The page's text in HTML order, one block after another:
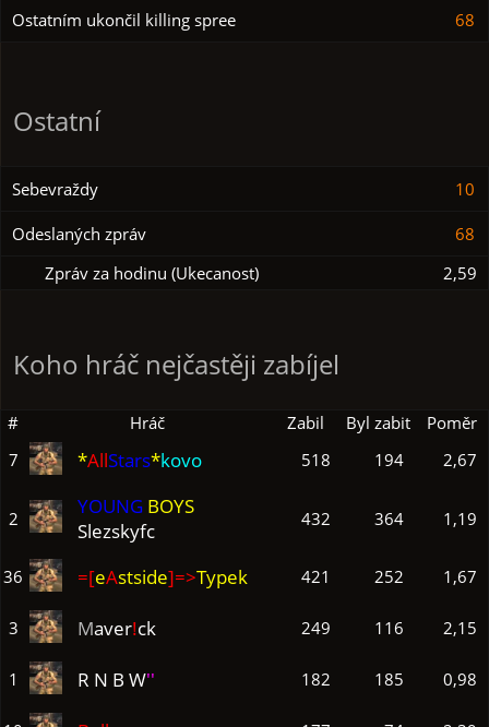
Ostatním ukončil killing spree 68
Ostatní
Sebevraždy 10
Odeslaných zpráv
68
Zpráv za hodinu (Ukecanost)
2,59
Koho hráč nejčastěji zabíjel
# Hráč Zabil Byl zabit
Poměr
7
*AllStars*kovo 518 194 2,67
2 YOUNG BOYS
Slezskyfc
432 364 1,19
36 =[eAstside]=>Typek 421 252 1,67
3 Maver!ck 249 116 2,15
1 R N B W'' 182 185 0,98